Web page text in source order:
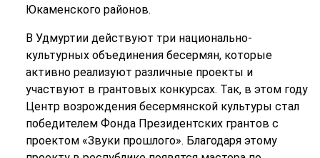
Юкаменского районов.
В Удмуртии действуют три национально-
культурных объединения бесермян, которые
активно реализуют различные проекты и
участвуют в грантовых конкурсах. Так, в этом году
Центр возрождения бесермянской культуры стал
победителем Фонда Президентских грантов с
проектом «Звуки прошлого». Благодаря этому